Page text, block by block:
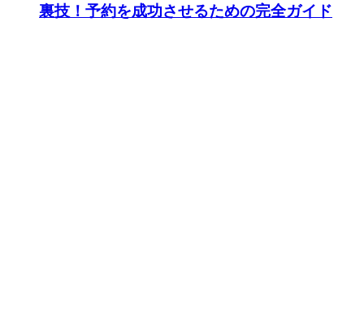
裏技！予約を成功させるための完全ガイド